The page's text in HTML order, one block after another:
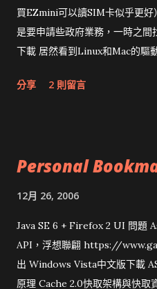
買EZmini可以讀SIM卡似乎更
是要申請些政府業務，一時之
下載 居然看到Linux和Mac的驅
分享 2 則留言
Personal
12月 26, 2006
Java SE 6 + Firefox 2 UI 問題
API，浮想聯翩 https://
出 Windows Vista中文版下載
原理 Cache 2.0快取架構與快